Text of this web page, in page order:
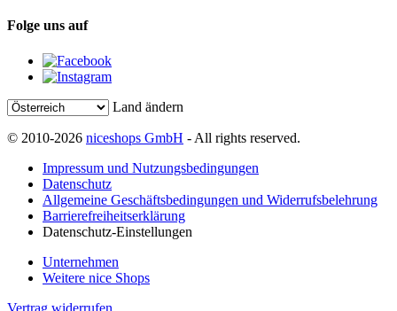
Folge uns auf
Land ändern
© 2010-2026 niceshops GmbH - All rights reserved.
Impressum und Nutzungsbedingungen
Datenschutz
Allgemeine Geschäftsbedingungen und Widerrufsbelehrung
Barrierefreiheitserklärung
Datenschutz-Einstellungen
Unternehmen
Weitere nice Shops
Vertrag widerrufen